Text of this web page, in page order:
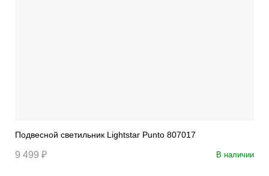
Подвесной светильник Lightstar Punto 807017
9 499 ₽ В наличии